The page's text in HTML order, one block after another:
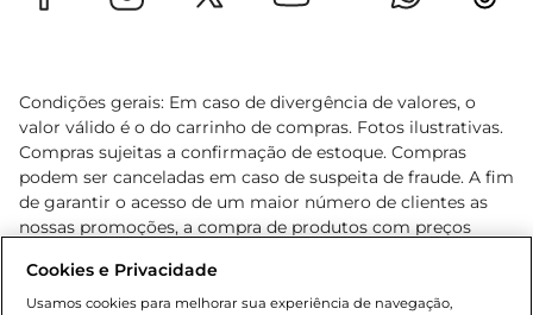
Condições gerais: Em caso de divergência de valores, o
valor válido é o do carrinho de compras. Fotos ilustrativas.
Compras sujeitas a confirmação de estoque. Compras
podem ser canceladas em caso de suspeita de fraude. A fim
de garantir o acesso de um maior número de clientes as
nossas promoções, a compra de produtos com preços
cliente. Os preços, ofertas e condições são exclusivos para
o e-commerce e válidos durante o dia de hoje, podendo
Cookies e Privacidade
Usamos cookies para melhorar sua experiência de navegação,